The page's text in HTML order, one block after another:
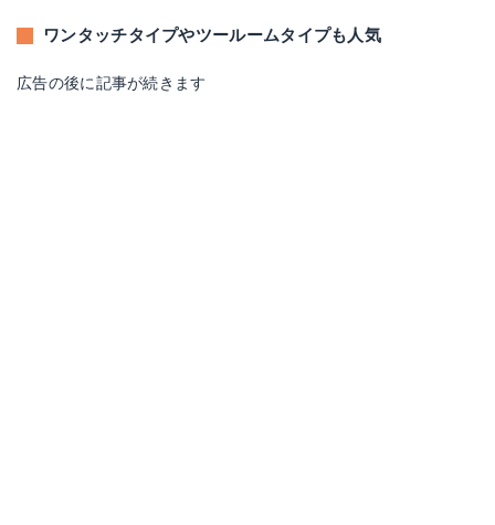
ワンタッチタイプやツールームタイプも人気
広告の後に記事が続きます